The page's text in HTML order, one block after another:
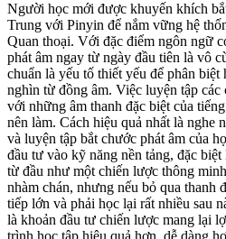
Người học mới được khuyến khích
Trung với Pinyin để nắm vững hệ
Quan thoại. Với đặc điểm ngôn ngữ
phát âm ngay từ ngày đầu tiên là vô
chuẩn là yếu tố thiết yếu để phân biệt
nghìn từ đồng âm. Việc luyện tập các
với những âm thanh đặc biệt của
nên làm. Cách hiệu quả nhất là nghe
và luyện tập bắt chước phát âm của
đầu tư vào kỹ năng nền tảng, đặc
từ đầu như một chiến lược thông
nhàm chán, nhưng nếu bỏ qua thanh
tiếp lớn và phải học lại rất nhiều sau
là khoản đầu tư chiến lược mang lại